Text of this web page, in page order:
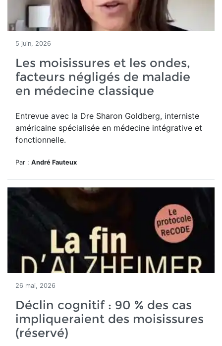
5 juin, 2026
Les moisissures et les ondes,
facteurs négligés de maladie
en médecine classique
Entrevue avec la Dre Sharon Goldberg, interniste
américaine spécialisée en médecine intégrative et
fonctionnelle.
Par : André Fauteux
26 mai, 2026
Déclin cognitif : 90 % des cas
impliqueraient des moisissures
(réservé)